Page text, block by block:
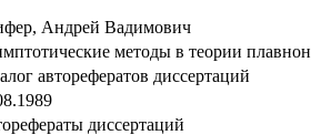
Андрей Вадимович
методы в теории
авторефератов диссертаций
диссертаций